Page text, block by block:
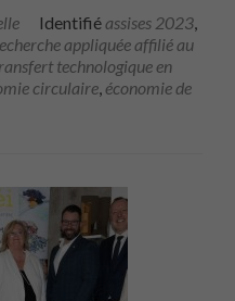
Identifiéassises 2023,
appliquée affilié au
technologique en
circulaire,économie de